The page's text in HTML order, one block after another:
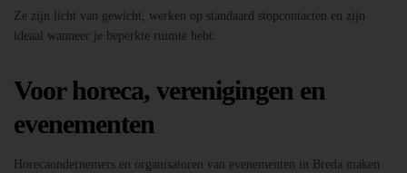
Ze zijn licht van gewicht, werken op standaard stopcontacten en zijn
ideaal wanneer je beperkte ruimte hebt.
Voor horeca, verenigingen en
evenementen
Horecaondernemers en organisatoren van evenementen in Breda maken